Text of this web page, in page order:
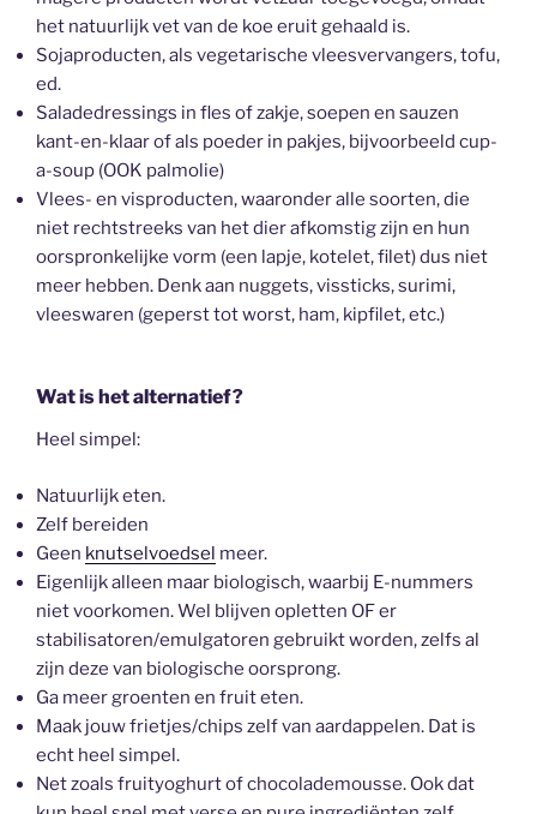
het natuurlijk vet van de koe eruit gehaald is.
Sojaproducten, als vegetarische vleesvervangers, tofu,
ed.
Saladedressings in fles of zakje, soepen en sauzen
kant-en-klaar of als poeder in pakjes, bijvoorbeeld cup-
a-soup (OOK palmolie)
Vlees- en visproducten, waaronder alle soorten, die
niet rechtstreeks van het dier afkomstig zijn en hun
oorspronkelijke vorm (een lapje, kotelet, filet) dus niet
meer hebben. Denk aan nuggets, vissticks, surimi,
vleeswaren (geperst tot worst, ham, kipfilet, etc.)
Wat is het alternatief?
Heel simpel:
Natuurlijk eten.
Zelf bereiden
Geen knutselvoedsel meer.
Eigenlijk alleen maar biologisch, waarbij E-nummers
niet voorkomen. Wel blijven opletten OF er
stabilisatoren/emulgatoren gebruikt worden, zelfs al
zijn deze van biologische oorsprong.
Ga meer groenten en fruit eten.
Maak jouw frietjes/chips zelf van aardappelen. Dat is
echt heel simpel.
Net zoals fruityoghurt of chocolademousse. Ook dat